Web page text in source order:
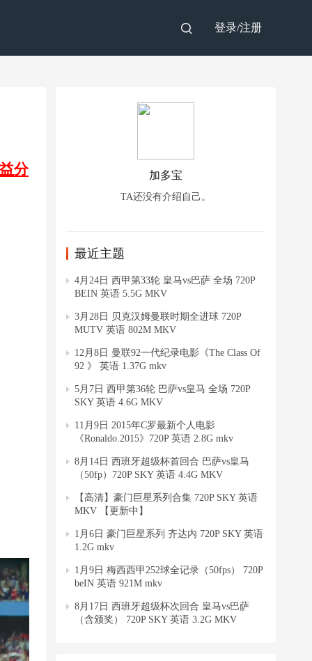
登录/注册
分 加多宝
TA还没有介绍自己。
最近主题
4月24日 西甲第33轮 皇马vs巴萨 全场 720P
BEIN 英语 5.5G MKV
3月28日 贝克汉姆曼联时期全进球 720P
MUTV 英语 802M MKV
12月8日 曼联92一代纪录电影《The Class Of
92 》 英语 1.37G mkv
5月7日 西甲第36轮 巴萨vs皇马 全场 720P
SKY 英语 4.6G MKV
11月9日 2015年C罗最新个人电影
《Ronaldo.2015》720P 英语 2.8G mkv
8月14日 西班牙超级杯首回合 巴萨vs皇马
（50fp）720P SKY 英语 4.4G MKV
【高清】豪门巨星系列合集 720P SKY 英语
MKV 【更新中】
1月6日 豪门巨星系列 齐达内 720P SKY 英语
1.2G mkv
1月9日 梅西西甲252球全记录（50fps） 720P
beIN 英语 921M mkv
8月17日 西班牙超级杯次回合 皇马vs巴萨
（含颁奖） 720P SKY 英语 3.2G MKV